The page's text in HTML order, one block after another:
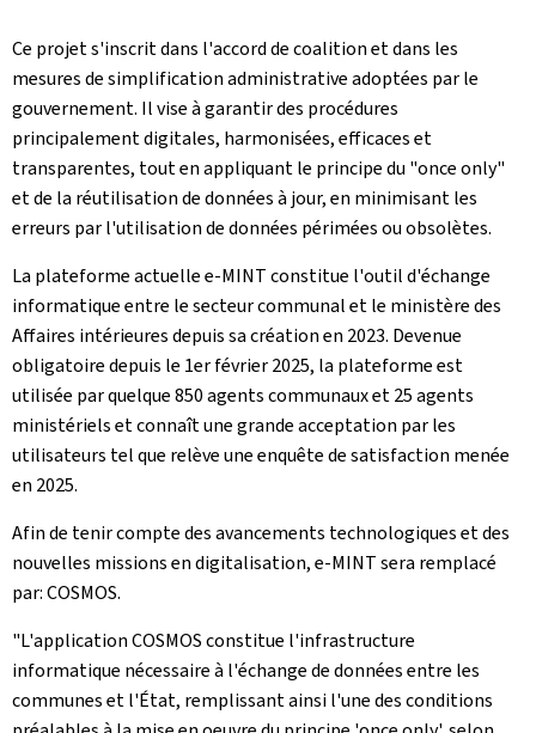
Ce projet s'inscrit dans l'accord de coalition et dans les
mesures de simplification administrative adoptées par le
gouvernement. Il vise à garantir des procédures
principalement digitales, harmonisées, efficaces et
transparentes, tout en appliquant le principe du "once only"
et de la réutilisation de données à jour, en minimisant les
erreurs par l'utilisation de données périmées ou obsolètes.
La plateforme actuelle e-MINT constitue l'outil d'échange
informatique entre le secteur communal et le ministère des
Affaires intérieures depuis sa création en 2023. Devenue
obligatoire depuis le 1er février 2025, la plateforme est
utilisée par quelque 850 agents communaux et 25 agents
ministériels et connaît une grande acceptation par les
utilisateurs tel que relève une enquête de satisfaction menée
en 2025.
Afin de tenir compte des avancements technologiques et des
nouvelles missions en digitalisation, e-MINT sera remplacé
par: COSMOS.
"L'application COSMOS constitue l'infrastructure
informatique nécessaire à l'échange de données entre les
communes et l'État, remplissant ainsi l'une des conditions